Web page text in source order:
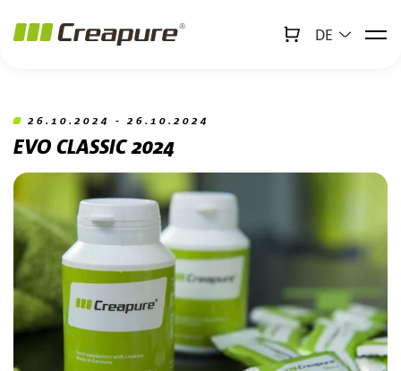
DE
26.10.2024 - 26.10.2024
EVO CLASSIC 2024